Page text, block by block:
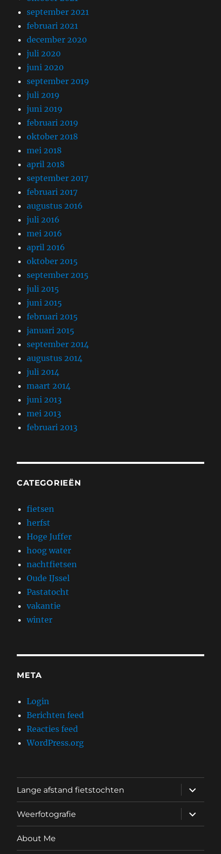
september 2021
februari 2021
december 2020
juli 2020
juni 2020
september 2019
juli 2019
juni 2019
februari 2019
oktober 2018
mei 2018
april 2018
september 2017
februari 2017
augustus 2016
juli 2016
mei 2016
april 2016
oktober 2015
september 2015
juli 2015
juni 2015
februari 2015
januari 2015
september 2014
augustus 2014
juli 2014
maart 2014
juni 2013
mei 2013
februari 2013
CATEGORIEËN
fietsen
herfst
Hoge Juffer
hoog water
nachtfietsen
Oude IJssel
Pastatocht
vakantie
winter
META
Login
Berichten feed
Reacties feed
WordPress.org
Lange afstand fietstochten
Weerfotografie
About Me